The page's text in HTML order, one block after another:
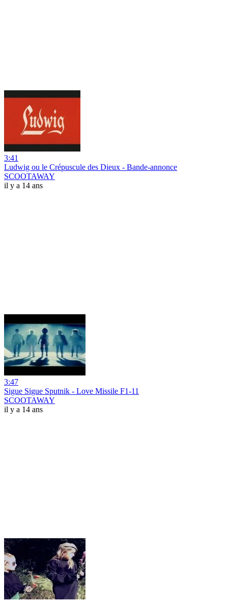
3:41
Ludwig ou le Crépuscule des Dieux - Bande-annonce
SCOOTAWAY
il y a 14 ans
3:47
Sigue Sigue Sputnik - Love Missile F1-11
SCOOTAWAY
il y a 14 ans